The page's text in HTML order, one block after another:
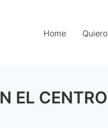
Home
EL